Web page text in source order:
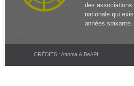
des associations
nationale qui
années soixante.
CRÉDITS : Attoma & BeAPI